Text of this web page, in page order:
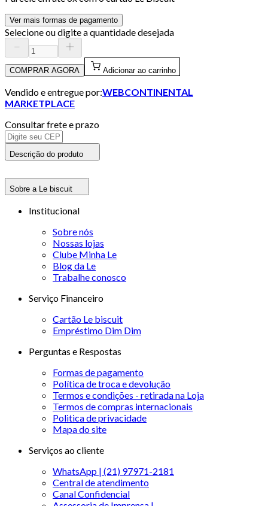
Ver mais formas de pagamento
Selecione ou digite a quantidade desejada
COMPRAR AGORA Adicionar ao carrinho
Vendido e entregue por:WEBCONTINENTAL
MARKETPLACE
Consultar frete e prazo
Descrição do produto
Sobre a Le biscuit
Institucional
Sobre nós
Nossas lojas
Clube Minha Le
Blog da Le
Trabalhe conosco
Serviço Financeiro
Cartão Le biscuit
Empréstimo Dim Dim
Perguntas e Respostas
Formas de pagamento
Política de troca e devolução
Termos e condições - retirada na Loja
Termos de compras internacionais
Politica de privacidade
Mapa do site
Serviços ao cliente
WhatsApp | (21) 97971-2181
Central de atendimento
Canal Confidencial